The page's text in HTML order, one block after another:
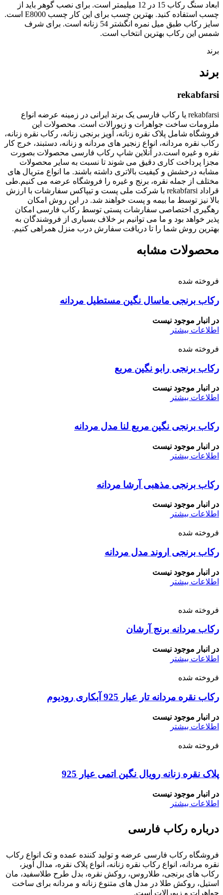
ابعاد سنگ رکاب 15 در 12 میلیمتر است. برای نصب گوهر باید از
چسب استفاده کنید. بهترین چسب برای این کار چسب E8000 است.
سایز رکاب طبق میل نمره انگشتر 54 زنانه است. برای شرف
شمس این رکاب بهترین انتخاب است.
برند
برند
rekabfarsi
rekabfarsi یا رکاب فارسی یک برند ایرانی در زمینه عرضه انواع
ملزومات ساخت جواهرات و زیورالات است. محصولات این
فروشگاه شامل پلاک نقره زنانه، آویز برنجی زنانه، رکاب نقره زنانه،
رکاب نقره مردانه، انواع زنجیر های مردانه و زنانه، دستبند، خرج کار
نقره و غیره است.در آنلاین شاپ رکاب فارسی محصولات بصورت
مجزا پرداخت کاری دقیق می شوند تا نسبت به سایر محصولات
مشابه درخشش و کیفیت بالاتری داشته باشند. ما انواع متریال های
مختلف از جمله نقره، برنج و غیره را فروشگاه عرضه می کنیم.طی
قراداد rekabfarsi با شرکت ملی پست و تیپاکس سفارشات با ارزش
بالا نیز توسط ما بیمه و پست خواهند شد. در این روش امکان
رهگیری اختصاصی سفارشات پستی توسط رکاب فارسی امکان
پذیر خواهد بود و ما می توانیم بر خلاف بسیاری از فروشندگان به
بهترین روش شما را تا دریافت سفارش درب منزل همراهی کنیم.
محصولات مشابه
فروخته شده
رکاب برنجی ماسال نگین مستطیل مردانه
در انبار موجود نیست
اطلاعات بیشتر
فروخته شده
رکاب برنجی رابو نگین مربع
در انبار موجود نیست
اطلاعات بیشتر
رکاب برنجی نگین مربع لنا مدل مردانه
در انبار موجود نیست
اطلاعات بیشتر
رکاب برنجی مذهبی آرشا مردانه
در انبار موجود نیست
اطلاعات بیشتر
فروخته شده
رکاب برنجی اروند مدل مردانه
در انبار موجود نیست
اطلاعات بیشتر
فروخته شده
رکاب مردانه برنج آرشان
در انبار موجود نیست
اطلاعات بیشتر
فروخته شده
رکاب نقره مردانه تار عیار 925 آبکاری رودیوم
در انبار موجود نیست
اطلاعات بیشتر
فروخته شده
پلاک نقره زنانه رویال نگین اتمی عیار 925
در انبار موجود نیست
اطلاعات بیشتر
درباره رکاب فارسی
فروشگاه رکاب فارسی عرضه و تولید کننده عمده و تک انواع رکاب
نقره مردانه، انواع رکاب نقره زنانه، انواع پلاک نقره، مدال آویز،
رکاب های برنجی، طلاروس، روکش نقره، بدل طرح طلاسفید، مان
استیل، روکش طلا در مدل های متنوع زنانه و مردانه برای ساخت
جواهرات و زیورالات است.